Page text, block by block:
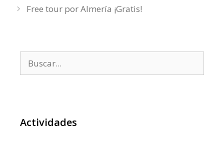
Free tour por Almería ¡Gratis!
Actividades